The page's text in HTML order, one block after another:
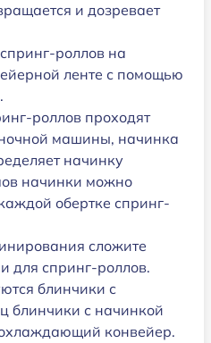
и дозревает
роллов на
ленте с помощью
роллов проходят
машины, начинка
начинку
начинки можно
обертке спринг-
сложите
для спринг-роллов.
блинчики с
блинчики с начинкой
конвейер.